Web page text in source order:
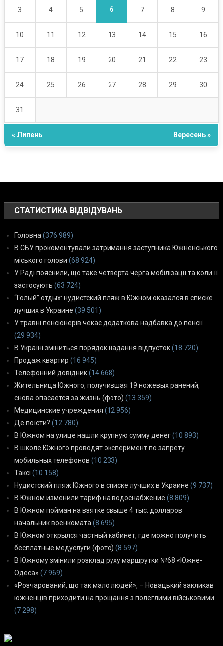
3 4 5 6 7 8 9
10 11 12 13 14 15 16
17 18 19 20 21 22 23
24 25 26 27 28 29 30
31
« Липень Вересень »
СТАТИСТИКА ВІДВІДУВАНЬ
Головна (376 989)
В СБУ прокоментували затримання заступника Южненського
міського голови (68 924)
У Раді пояснили, що таке четверта черга мобілізації та коли її
застосують (63 724)
“Голый” отдых: нудистский пляж в Южном оказался в списке
лучших в Украине (39 501)
У травні пенсіонерів чекає додаткова надбавка до пенсії
(29 934)
В Україні зміниться порядок надання відпусток(18 720)
Продаж квартир (16 945)
Телефонний довідник(14 668)
Жительница Южного, получившая 19 ножевых ранений,
снова опасается за жизнь (фото) (13 359)
Медицинские учреждения (12 956)
Де поїсти? (12 780)
В Южном на улице нашли крупную сумму денег(10 893)
В школе Южного проводят эксперимент по запрету
мобильных телефонов (10 233)
Таксі (10 158)
Нудистский пляж Южного в списке лучших в Украине (9 737)
В Южном изменили тариф на водоснабжение (8 809)
В Южном пойман на взятке свыше 4 тыс. долларов
начальник военкомата (8 695)
В Южном открылся частный кабинет, где можно получить
бесплатные медуслуги (фото) (8 597)
В Южному змінили розклад руху маршрутки №68 «Южне-
Одеса» (7 969)
«Розчарований, що так мало людей», – Новацький закликав
южненців приходити на прощання з полеглими військовими
(7 298)